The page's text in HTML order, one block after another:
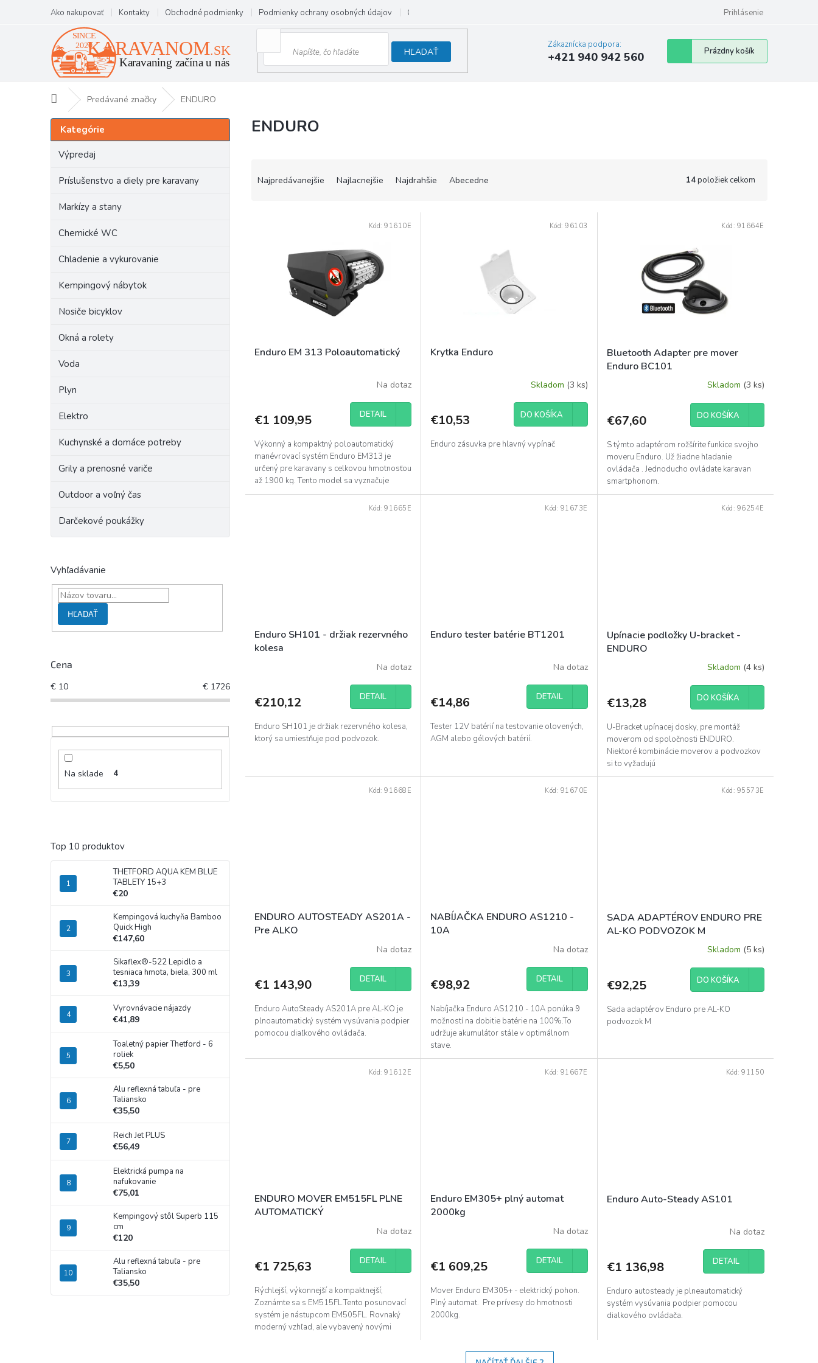
obsah
Ako nakupovať Kontakty Obchodné podmienky Podmienky ochrany osobných údajov Odstúpenie od zmluvy Prihlásenie
HĽADAŤ
Zákaznícka podpora:
+421 940 942 560
Nákupný
košík
Prázdny košík
DomovPredávané značky ENDURO
B
o
Preskočiť
kategórie
Kategórie
Výpredaj
Príslušenstvo a diely pre karavany
Markízy a stany
Chemické WC
Chladenie a vykurovanie
Kempingový nábytok
Nosiče bicyklov
Okná a rolety
Voda
Plyn
Elektro
Kuchynské a domáce potreby
Grily a prenosné variče
Outdoor a voľný čas
Darčekové poukážky
Vyhľadávanie
HĽADAŤ
Cena
€ 10 € 1726
Na sklade 4
Top 10 produktov
THETFORD AQUA KEM BLUE
TABLETY 15+3
€20
Kempingová kuchyňa Bamboo
Quick High
€147,60
Sikaflex®-522 Lepidlo a
tesniaca hmota, biela, 300 ml
€13,39
Vyrovnávacie nájazdy
€41,89
Toaletný papier Thetford - 6
roliek
€5,50
Alu reflexná tabuľa - pre
Taliansko
€35,50
Reich Jet PLUS
€56,49
Elektrická pumpa na
nafukovanie
€75,01
Kempingový stôl Superb 115
cm
€120
Alu reflexná tabuľa - pre
Taliansko
€35,50
ENDURO
o
Najpredávanejšie Najlacnejšie Najdrahšie Abecedne 14položiek celkom
kEnduro EM 313 Poloautomatický
Na dotaz
€1 109,95 DETAIL
Výkonný a kompaktný poloautomatický
manévrovací systém Enduro EM313 je
určený pre karavany s celkovou hmotnosťou
až 1900 kg. Tento model sa vyznačuje
utesneným krytom odolným...
Kód:91610E
Krytka Enduro
Skladom (3 ks)
€10,53 DO KOŠÍKA
Enduro zásuvka pre hlavný vypínač
Kód:96103
Bluetooth Adapter pre mover
Enduro BC101
Skladom (3 ks)
€67,60 DO KOŠÍKA
S týmto adaptérom rožšírite funkice svojho
moveru Enduro. Už žiadne hľadanie
ovládača . Jednoducho ovládate karavan
smartphonom.
Kód: 91664E
Enduro SH101 - držiak rezervného
kolesa
Na dotaz
€210,12 DETAIL
Enduro SH101 je držiak rezervného kolesa,
ktorý sa umiestňuje pod podvozok.
Kód:91665E
Enduro tester batérie BT1201
Na dotaz
€14,86 DETAIL
Tester 12V batérií na testovanie olovených,
AGM alebo gélových batérií.
Kód: 91673E
Upínacie podložky U-bracket -
ENDURO
Skladom (4 ks)
€13,28 DO KOŠÍKA
U-Bracket upínacej dosky, pre montáž
moverom od spoločnosti ENDURO.
Niektoré kombinácie moverov a podvozkov
si to vyžadujú
Kód: 96254E
ENDURO AUTOSTEADY AS201A -
Pre ALKO
Na dotaz
€1 143,90 DETAIL
Enduro AutoSteady AS201A pre AL-KO je
plnoautomatický systém vysúvania podpier
pomocou diaľkového ovládača.
Kód:91668E
NABÍJAČKA ENDURO AS1210 -
10A
Na dotaz
€98,92 DETAIL
Nabíjačka Enduro AS1210 - 10A ponúka 9
možností na dobitie batérie na 100%.To
udržuje akumulátor stále v optimálnom
stave.
Kód: 91670E
SADA ADAPTÉROV ENDURO PRE
AL-KO PODVOZOK M
Skladom (5 ks)
€92,25 DO KOŠÍKA
Sada adaptérov Enduro pre AL-KO
podvozok M
Kód: 95573E
ENDURO MOVER EM515FL PLNE
AUTOMATICKÝ
Na dotaz
€1 725,63 DETAIL
Rýchlejší, výkonnejší a kompaktnejší;
Zoznámte sa s EM515FL.Tento posunovací
systém je nástupcom EM505FL. Rovnaký
moderný vzhľad, ale vybavený novými
Kód:91612E
Enduro EM305+ plný automat
2000kg
Na dotaz
€1 609,25 DETAIL
Mover Enduro EM305+ - elektrický pohon.
Plný automat. Pre prívesy do hmotnosti
2000kg.
Kód: 91667E
Enduro Auto-Steady AS101
Na dotaz
€1 136,98 DETAIL
Enduro autosteady je plneautomatický
systém vysúvania podpier pomocou
dialkového ovládača.
Kód:91150